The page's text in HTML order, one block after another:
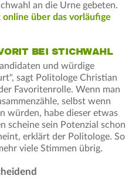
an die Urne gebeten.
über das vorläufige
BEI STICHWAHL
und würdige
sagt Politologe Christian
Favoritenrolle. Wenn man
selbst wenn
würden, habe dieser etwas
scheine sein Potenzial schon
erklärt der Politologe. So
viele Stimmen übrig.